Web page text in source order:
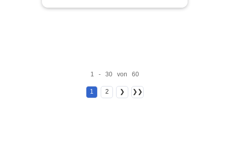
1 - 30 von 60
1 2 ❯ ❯❯